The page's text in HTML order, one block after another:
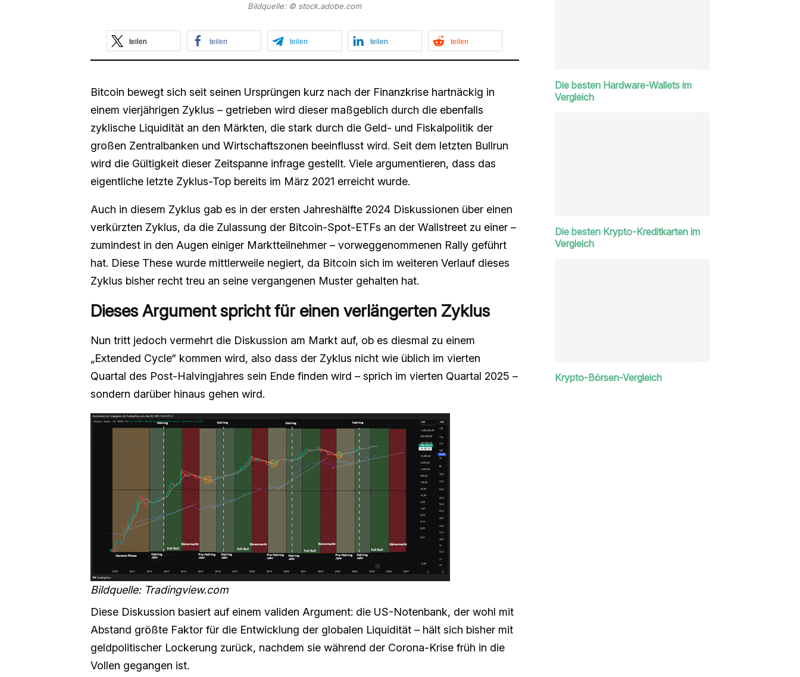
Bildquelle: © stock.adobe.com
teilen teilen teilen teilen teilen
Bitcoin bewegt sich seit seinen Ursprüngen kurz nach der Finanzkrise hartnäckig in
einem vierjährigen Zyklus – getrieben wird dieser maßgeblich durch die ebenfalls
zyklische Liquidität an den Märkten, die stark durch die Geld- und Fiskalpolitik der
großen Zentralbanken und Wirtschaftszonen beeinflusst wird. Seit dem letzten Bullrun
wird die Gültigkeit dieser Zeitspanne infrage gestellt. Viele argumentieren, dass das
eigentliche letzte Zyklus-Top bereits im März 2021 erreicht wurde.
Auch in diesem Zyklus gab es in der ersten Jahreshälfte 2024 Diskussionen über einen
verkürzten Zyklus, da die Zulassung der Bitcoin-Spot-ETFs an der Wallstreet zu einer –
zumindest in den Augen einiger Marktteilnehmer – vorweggenommenen Rally geführt
hat. Diese These wurde mittlerweile negiert, da Bitcoin sich im weiteren Verlauf dieses
Zyklus bisher recht treu an seine vergangenen Muster gehalten hat.
Dieses Argument spricht für einen verlängerten Zyklus
Nun tritt jedoch vermehrt die Diskussion am Markt auf, ob es diesmal zu einem
„Extended Cycle“ kommen wird, also dass der Zyklus nicht wie üblich im vierten
Quartal des Post-Halvingjahres sein Ende finden wird – sprich im vierten Quartal 2025 –
sondern darüber hinaus gehen wird.
Bildquelle: Tradingview.com
Diese Diskussion basiert auf einem validen Argument: die US-Notenbank, der wohl mit
Abstand größte Faktor für die Entwicklung der globalen Liquidität – hält sich bisher mit
geldpolitischer Lockerung zurück, nachdem sie während der Corona-Krise früh in die
Vollen gegangen ist.
Die besten Hardware-Wallets im
Vergleich
Die besten Krypto-Kreditkarten im
Vergleich
Krypto-Börsen-Vergleich